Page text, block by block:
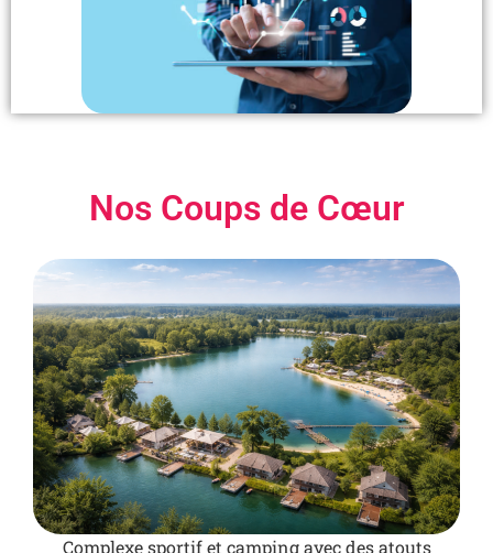
Nos Coups de Cœur
Complexe sportif et camping avec des atouts